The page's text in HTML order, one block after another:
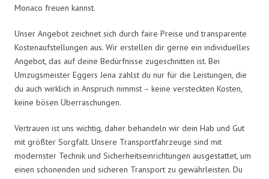
Monaco freuen kannst.
Unser Angebot zeichnet sich durch faire Preise und transparente
Kostenaufstellungen aus. Wir erstellen dir gerne ein individuelles
Angebot, das auf deine Bedürfnisse zugeschnitten ist. Bei
Umzugsmeister Eggers Jena zahlst du nur für die Leistungen, die
du auch wirklich in Anspruch nimmst – keine versteckten Kosten,
keine bösen Überraschungen.
Vertrauen ist uns wichtig, daher behandeln wir dein Hab und Gut
mit größter Sorgfalt. Unsere Transportfahrzeuge sind mit
modernster Technik und Sicherheitseinrichtungen ausgestattet, um
einen schonenden und sicheren Transport zu gewährleisten. Du